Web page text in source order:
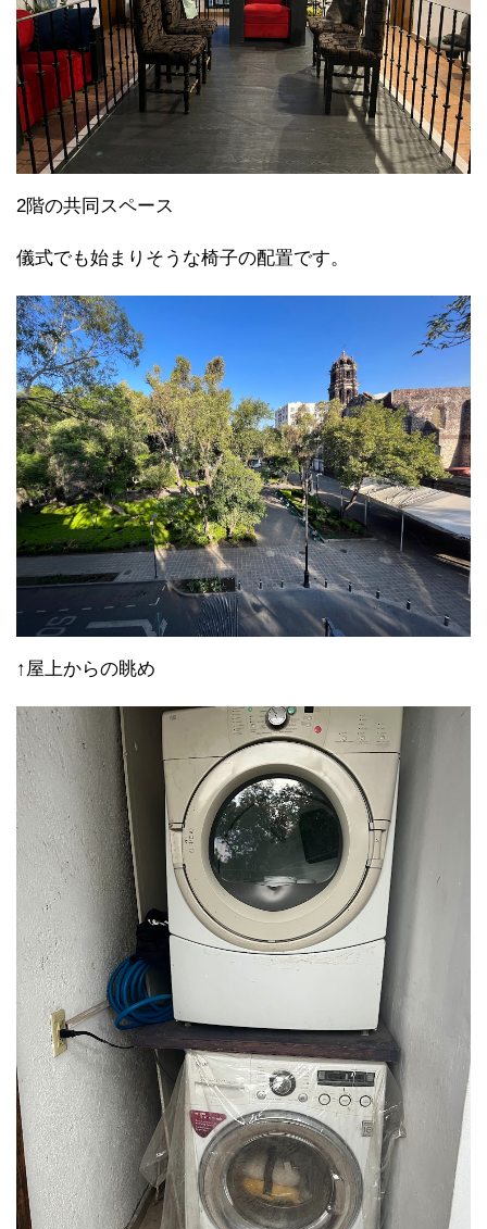
2階の共同スペース
儀式でも始まりそうな椅子の配置です。
↑屋上からの眺め